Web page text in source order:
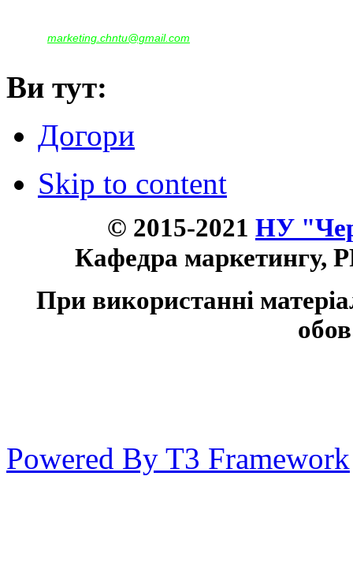
marketing.chntu@gmail.com
Ви тут:
Догори
Skip to content
© 2015-2021 НУ
Кафедра маркетингу,
При використанні
Powered By T3 Framework